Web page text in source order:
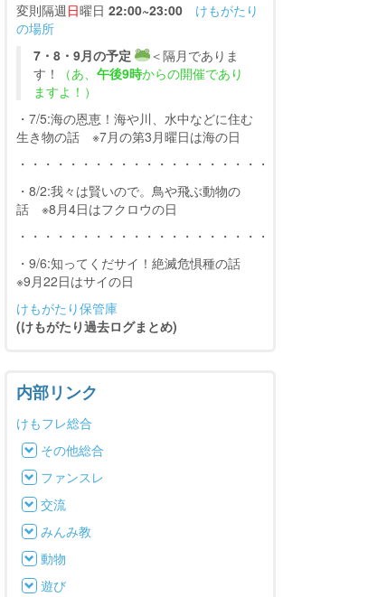
変則隔週 日曜日 22:00~23:00
けもがたり
の場所
7・8・9月の予定
＜隔月でありま
す！
（あ、 午後9時からの開催であり
ますよ！）
・7/5:海の恩恵！海や川、水中などに住む
生き物の話 ※7月の第3月曜日は海の日
・・・・・・・・・・・・・・・・・・・・・・・・・・・
・8/2:我々は賢いので。鳥や飛ぶ動物の
話 ※8月4日はフクロウの日
・・・・・・・・・・・・・・・・・・・・・・・・・・・
・9/6:知ってくだサイ！絶滅危惧種の話
※9月22日はサイの日
けもがたり保管庫
(けもがたり過去ログまとめ)
内部リンク
けもフレ総合
その他総合
ファンスレ
交流
みんみ教
動物
遊び